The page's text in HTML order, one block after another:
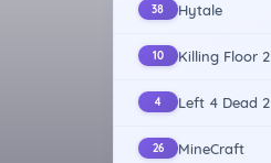
38 Hytale
10 Killing Floor 2
4 Left 4 Dead 2
26 MineCraft